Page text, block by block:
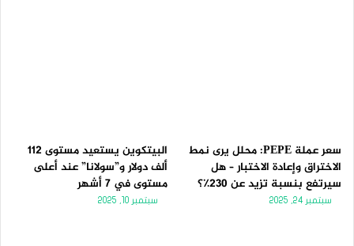
سعر عملة PEPE: محلل يرى نمط
الاختراق وإعادة الاختبار – هل
سيرتفع بنسبة تزيد عن 230٪؟
سبتمبر 24, 2025
البيتكوين يستعيد مستوى 112
ألف دولار و”سولانا” عند أعلى
مستوى في 7 أشهر
سبتمبر 10, 2025